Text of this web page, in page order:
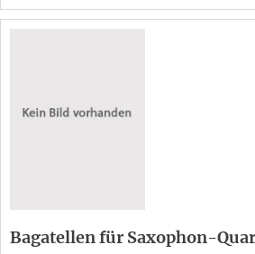
Bagatellen für Saxophon-